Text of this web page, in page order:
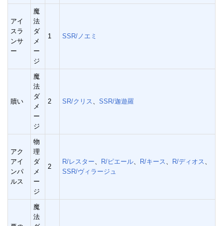
アイ
スラ
ンサ
ー
魔
法
ダ
メ
ー
ジ
1 SSR/ノエミ
贖い
魔
法
ダ
メ
ー
ジ
2 SR/クリス SSR/迦遊羅
アク
アイ
ンパ
ルス
物
理
ダ
メ
ー
ジ
2
R/レスター R/ピエール R/キース R/ディオス
SSR/ヴィラージュ
魔
法